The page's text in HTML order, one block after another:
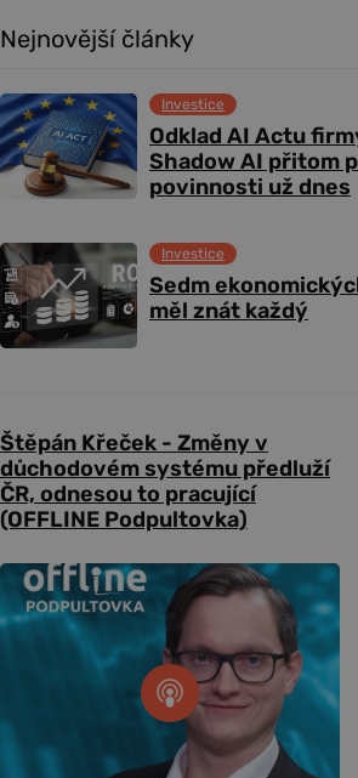
Nejnovější články
Odklad AI Actu
Shadow AI přitom
povinnosti už dnes
Investice
Sedm
měl znát každý
Investice
Štěpán Křeček - Změny v
důchodovém systému předluží
ČR, odnesou to pracující
(OFFLINE Podpultovka)